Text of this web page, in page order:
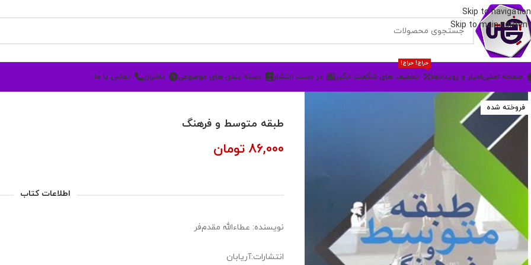
Skip to navigation
Skip to main content
صفحه اصلیاخبار و رویدادها تخفیف های شگفت انگیز
حراج! حراج!
در دست انتشار دسته بندی های موضوعی ناشران تماس با ما
فروخته شده
طبقه متوسط و فرهنگ
86,000 تومان
اطلاعات کتاب
نویسنده: عطاءالله مقدم‌فر
انتشارات:آریابان